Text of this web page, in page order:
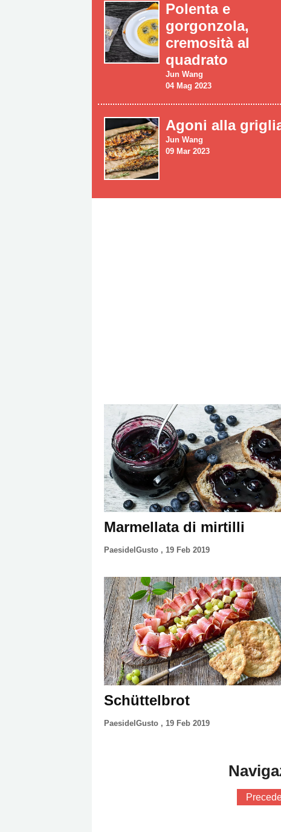
Polenta e
gorgonzola,
cremosità al
quadrato
Jun Wang
04 Mag 2023
Agoni alla
Jun Wang
09 Mar 2023
Marmellata di mirtilli
PaesidelGusto , 19 Feb 2019
Schüttelbrot
PaesidelGusto , 19 Feb 2019